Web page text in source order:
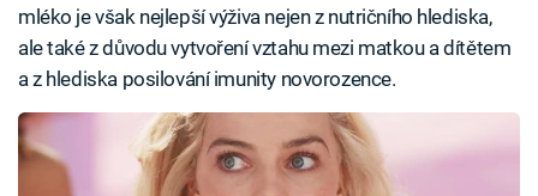
mléko je však nejlepší výživa nejen z nutričního hlediska,
ale také z důvodu vytvoření vztahu mezi matkou a dítětem
a z hlediska posilování imunity novorozence.